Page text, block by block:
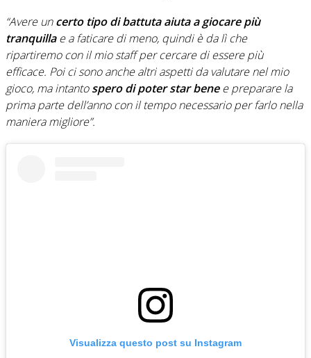
“Avere uncerto tipo di battuta aiuta a giocare più
tranquillae a faticare di meno, quindi è da lì che
ripartiremo con il mio staff per cercare di essere più
efficace. Poi ci sono anche altri aspetti da valutare nel mio
gioco, ma intantospero di poter star benee preparare la
prima parte dell’anno con il tempo necessario per farlo nella
maniera migliore”.
Visualizza questo post su Instagram